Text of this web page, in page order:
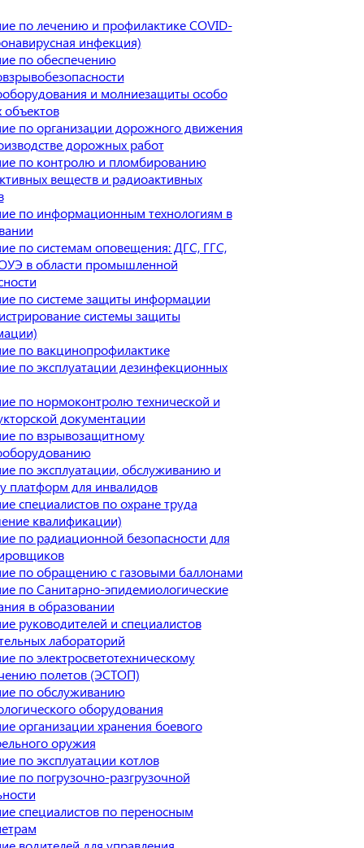
по лечению и профилактике COVID-
инфекция)
по обеспечению
и молниезащиты особо
по организации дорожного движения
дорожных работ
по контролю и пломбированию
веществ и радиоактивных
по информационным технологиям в
по системам оповещения: ДГС, ГГС,
в области промышленной
по системе защиты информации
системы защиты
по вакцинопрофилактике
по эксплуатации дезинфекционных
по нормоконтролю технической и
документации
по взрывозащитному
по эксплуатации, обслуживанию и
платформ для инвалидов
специалистов по охране труда
квалификации)
по радиационной безопасности для
по обращению с газовыми баллонами
по Санитарно-эпидемиологические
в образовании
руководителей и специалистов
лабораторий
по электросветотехническому
полетов (ЭСТОП)
по обслуживанию
оборудования
организации хранения боевого
оружия
по эксплуатации котлов
по погрузочно-разгрузочной
специалистов по переносным